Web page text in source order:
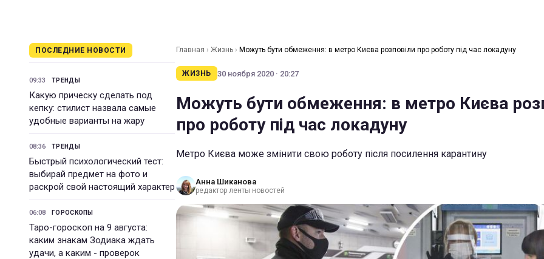
ПОСЛЕДНИЕ НОВОСТИ
09:33 ТРЕНДЫ
Какую прическу сделать под
кепку: стилист назвала самые
удобные варианты на жару
08:36 ТРЕНДЫ
Быстрый психологический тест:
выбирай предмет на фото и
раскрой свой настоящий характер
06:08 ГОРОСКОПЫ
Таро-гороскоп на 9 августа:
каким знакам Зодиака ждать
удачи, а каким - проверок
Главная › Жизнь › Можуть бути обмеження: в метро Києва розповіли про роботу під час локадуну
ЖИЗНЬ 30 ноября 2020 · 20:27
Можуть бути обмеження: в метро Києва
про роботу під час локадуну
Метро Києва може змінити свою роботу після посилення карантину
Анна Шиканова
редактор ленты новостей